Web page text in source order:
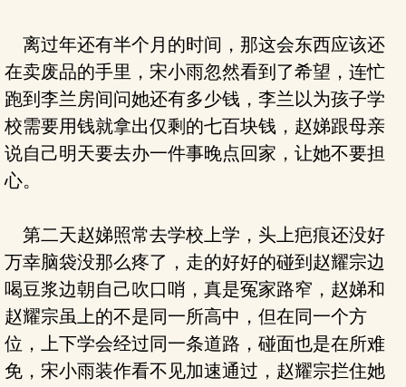
离过年还有半个月的时间，那这会东西应该还
在卖废品的手里，宋小雨忽然看到了希望，连忙
跑到李兰房间问她还有多少钱，李兰以为孩子学
校需要用钱就拿出仅剩的七百块钱，赵娣跟母亲
说自己明天要去办一件事晚点回家，让她不要担
心。
第二天赵娣照常去学校上学，头上疤痕还没好
万幸脑袋没那么疼了，走的好好的碰到赵耀宗边
喝豆浆边朝自己吹口哨，真是冤家路窄，赵娣和
赵耀宗虽上的不是同一所高中，但在同一个方
位，上下学会经过同一条道路，碰面也是在所难
免，宋小雨装作看不见加速通过，赵耀宗拦住她